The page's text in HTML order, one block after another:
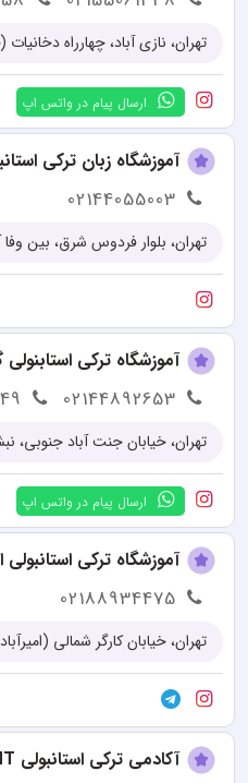
ارسال پیام در واتس اپ
آموزشگاه زبان ترکی
02144055003
تهران، بلوار فردوس شرق، بین وفا
آموزشگاه ترکی
02144892653
ارسال پیام در واتس اپ
آموزشگاه ترکی استانبولی
02188934475
آکادمی ترکی استانبولی GMT